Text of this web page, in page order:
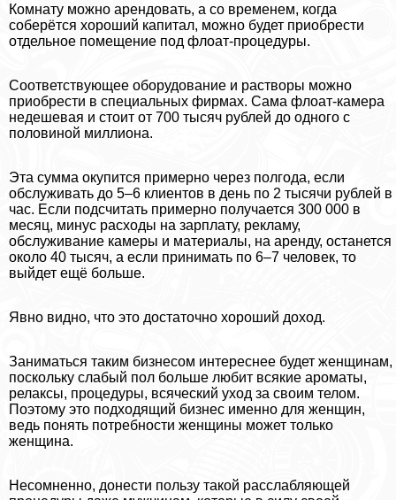
Комнату можно арендовать, а со временем, когда
соберётся хороший капитал, можно будет приобрести
отдельное помещение под флоат-процедуры.
Соответствующее оборудование и растворы можно
приобрести в специальных фирмах. Сама флоат-камера
недешевая и стоит от 700 тысяч рублей до одного с
половиной миллиона.
Эта сумма окупится примерно через полгода, если
обслуживать до 5–6 клиентов в день по 2 тысячи рублей в
час. Если подсчитать примерно получается 300 000 в
месяц, минус расходы на зарплату, рекламу,
обслуживание камеры и материалы, на аренду, останется
около 40 тысяч, а если принимать по 6–7 человек, то
выйдет ещё больше.
Явно видно, что это достаточно хороший доход.
Заниматься таким бизнесом интереснее будет женщинам,
поскольку слабый пол больше любит всякие ароматы,
релаксы, процедуры, всяческий уход за своим телом.
Поэтому это подходящий бизнес именно для женщин,
ведь понять потребности женщины может только
женщина.
Несомненно, донести пользу такой расслабляющей